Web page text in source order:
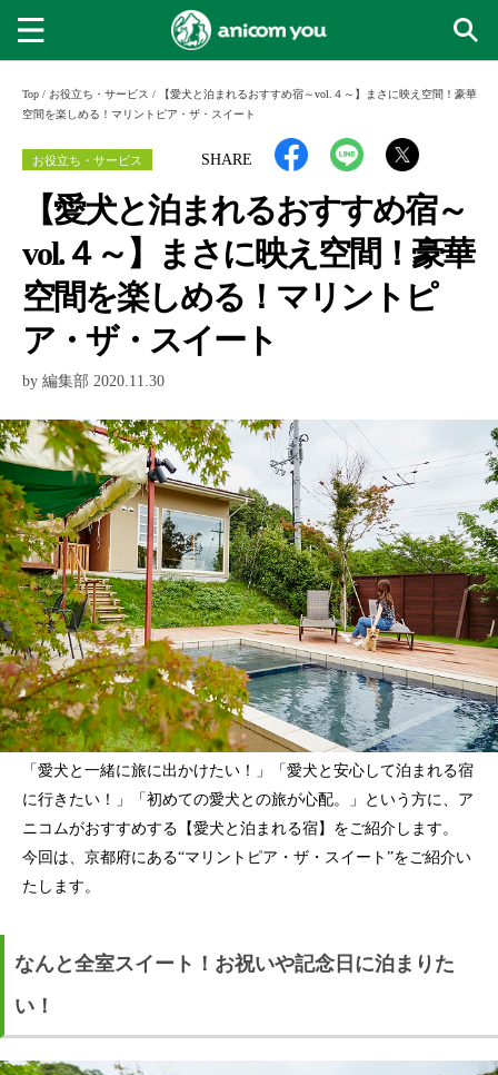
Top / お役立ち・サービス /
【愛犬と泊まれるおすすめ宿～vol.４～】まさに映え空間！豪華
空間を楽しめる！マリントピア・ザ・スイート
SHARE
お役立ち・サービス
【愛犬と泊まれるおすすめ宿～
vol.４～】まさに映え空間！豪華
空間を楽しめる！マリントピ
ア・ザ・スイート
by 編集部 2020.11.30
「愛犬と一緒に旅に出かけたい！」「愛犬と安心して泊まれる宿
に行きたい！」「初めての愛犬との旅が心配。」という方に、ア
ニコムがおすすめする【愛犬と泊まれる宿】をご紹介します。
今回は、京都府にある“マリントピア・ザ・スイート”をご紹介い
たします。
なんと全室スイート！お祝いや記念日に泊まりた
い！